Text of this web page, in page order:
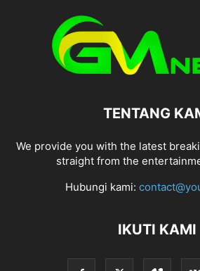
TENTANG
We provide you with the latest
straight from the
Hubungi kami:
IKUTI KAMI